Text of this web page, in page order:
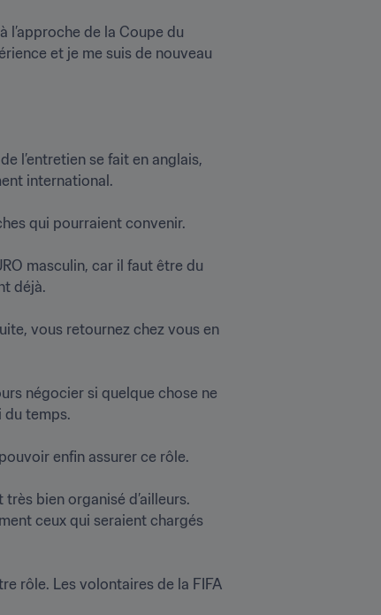
l’approche de la Coupe du
et je me suis de nouveau
l’entretien se fait en anglais,
international.
qui pourraient convenir.
masculin, car il faut être du
déjà.
vous retournez chez vous en
négocier si quelque chose ne
du temps.
enfin assurer ce rôle.
bien organisé d’ailleurs.
ceux qui seraient chargés
rôle. Les volontaires de la FIFA